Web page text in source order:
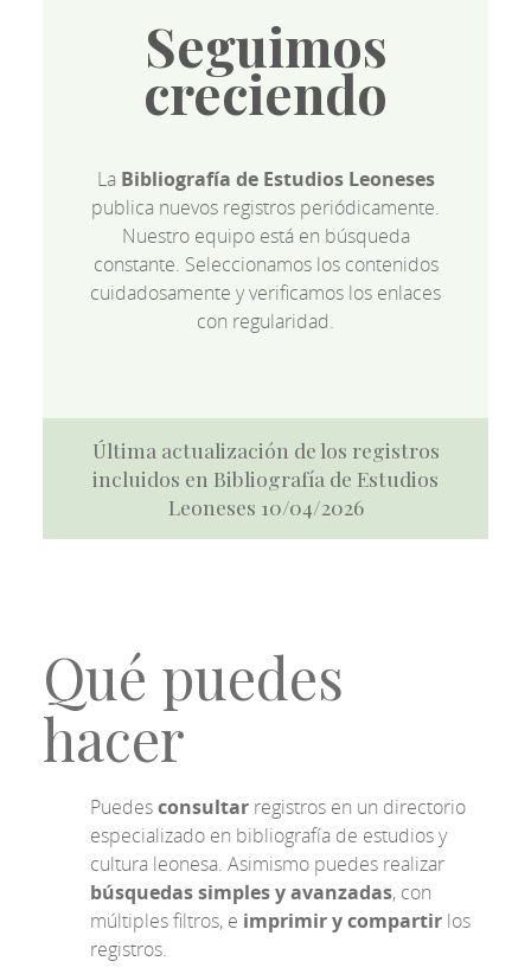
Seguimos
creciendo
La Bibliografía de Estudios Leoneses
publica nuevos registros periódicamente.
Nuestro equipo está en búsqueda
constante. Seleccionamos los contenidos
cuidadosamente y verificamos los enlaces
con regularidad.
Última actualización de los registros
incluidos en Bibliografía de Estudios
Leoneses 10/04/2026
Qué puedes
hacer
Puedesconsultar registros en un directorio
especializado en bibliografía de estudios y
cultura leonesa. Asimismo puedes realizar
búsquedas simples y avanzadas, con
múltiples filtros, e imprimir y compartir los
registros.